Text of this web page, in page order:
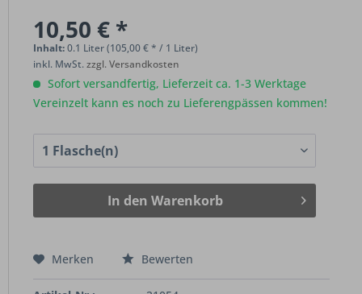
10,50 € *
Inhalt:0.1 Liter (105,00 € * / 1 Liter)
inkl. MwSt.zzgl. Versandkosten
Sofort versandfertig, Lieferzeit ca. 1-3 Werktage
Vereinzelt kann es noch zu Lieferengpässen kommen!
In den Warenkorb
Merken Bewerten